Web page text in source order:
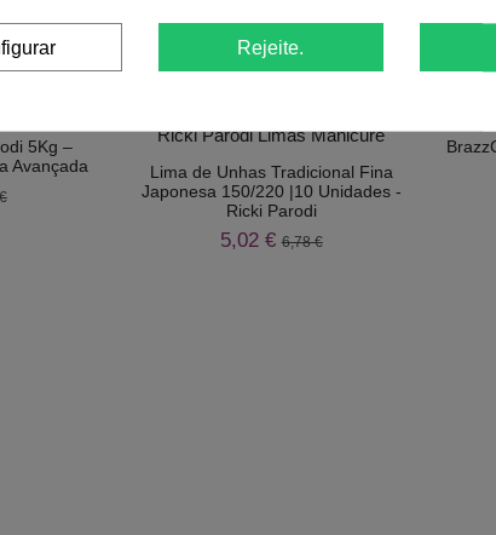
Compraram Este Produto
5Kg –
Avançada
Lima de Unhas Tradicional Fina
Japonesa 150/220 |10 Unidades -
Ricki Parodi
5,02 €6,78 €
Rejeite.